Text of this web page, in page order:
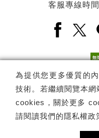
為提供您更多優質的
技術。若繼續閱覽本
cookies，關於更多
請閱讀我們的隱私權政
客服專線時間
X(
電子報訂閱
Copyright © 國家表演藝術